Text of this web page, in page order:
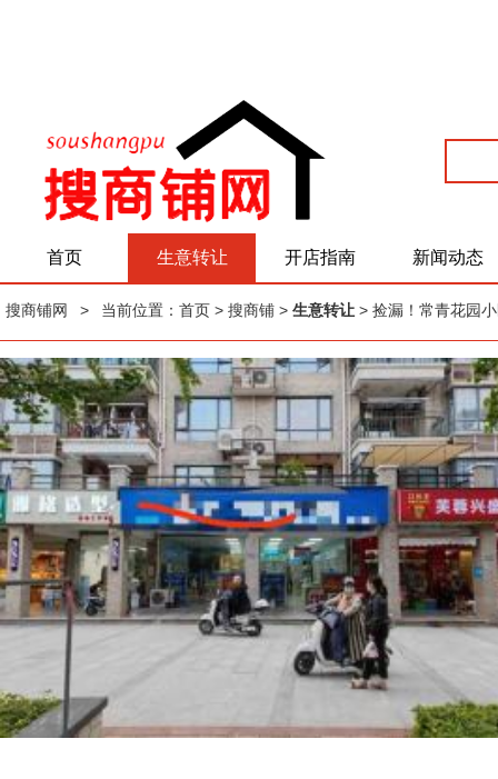
首页 生意转让 开店指南 新闻动态
搜商铺网 > 当前位置： 首页 > 搜商铺 > 生意转让 > 捡漏！常青花园